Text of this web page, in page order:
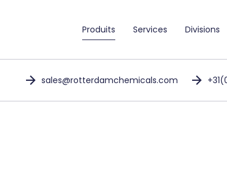
Produits Services Divisions
sales@rotterdamchemicals.com